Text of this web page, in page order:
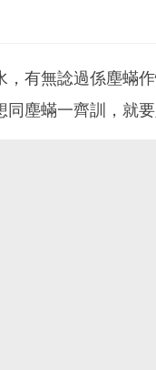
有無諗過係塵蟎
塵蟎一齊訓，就